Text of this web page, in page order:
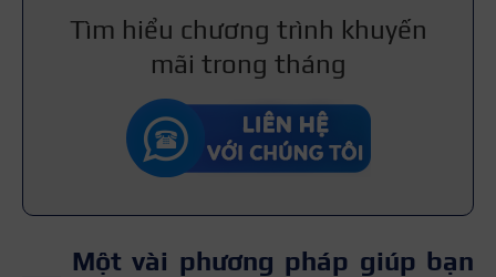
Tìm hiểu chương trình khuyến
mãi trong tháng
Một vài phương pháp giúp bạn